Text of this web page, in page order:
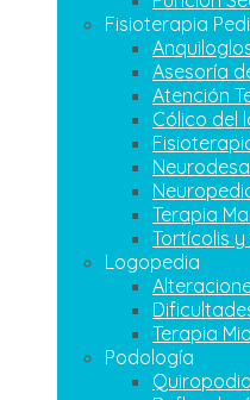
Fisioterapia
Asesoría
Atención
Cólico del
Terapia
Tortícolis
Logopedia
Terapia
Podología
Quiropodia